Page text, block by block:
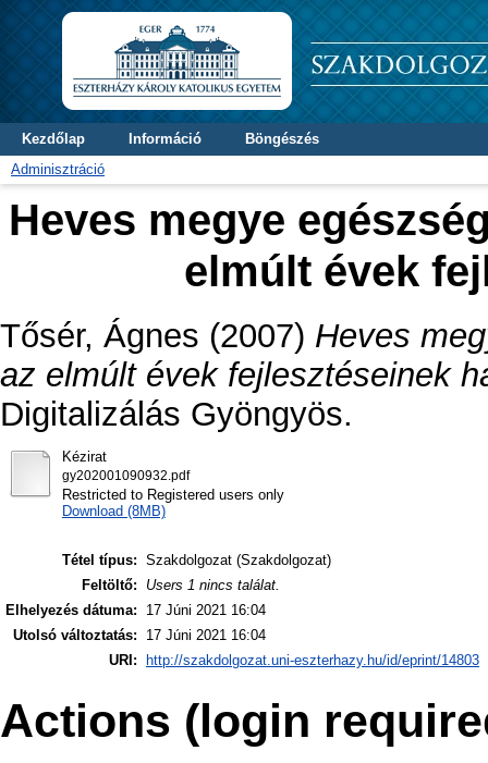
Kezdőlap Információ
Böngészés
Adminisztráció
Heves megye
elmúlt évek
Tősér, Ágnes (2007) Heves
az elmúlt évek fejlesztéseinek
Digitalizálás Gyöngyös.
Kézirat
gy202001090932.pdf
Restricted to Registered users only
Download (8MB)
Tétel típus: Szakdolgozat (Szakdolgozat)
Feltöltő:
Users 1 nincs találat.
Elhelyezés dátuma:
17 Júni 2021 16:04
Utolsó változtatás:
17 Júni 2021 16:04
URI:
http://szakdolgozat.uni-eszterhazy.hu/id/eprint/14803
Actions (login